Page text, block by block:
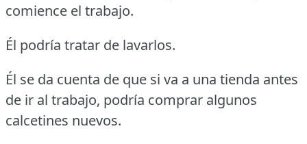
comience el trabajo.
Él podría tratar de lavarlos.
Él se da cuenta de que si va a una tienda antes
de ir al trabajo, podría comprar algunos
calcetines nuevos.